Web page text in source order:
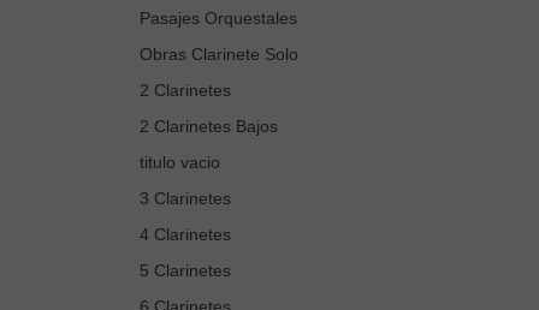
Pasajes Orquestales
Obras Clarinete Solo
2 Clarinetes
2 Clarinetes Bajos
titulo vacio
3 Clarinetes
4 Clarinetes
5 Clarinetes